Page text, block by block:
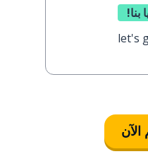
بنا!
let's
الآن